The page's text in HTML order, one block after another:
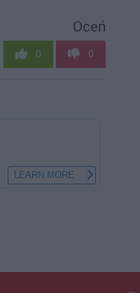
Oceń
0 0